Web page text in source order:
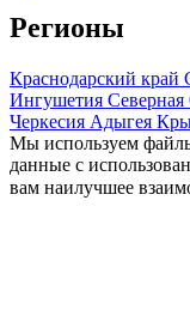
Регионы
Краснодарский край
Ингушетия Северная
Черкесия Адыгея
Мы используем
данные с
вам наилучшее